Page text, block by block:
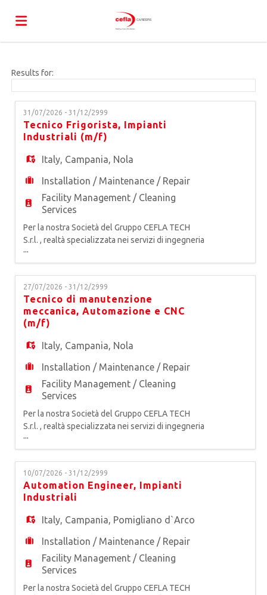
Job
list
Upload
your
CV
Login
Language
FR
IT
DE
ES
PT
Results for:
31/07/2026 - 31/12/2999
Tecnico Frigorista, Impianti
Industriali (m/f)
Italy, Campania, Nola
Installation / Maintenance / Repair
Facility Management / Cleaning
Services
Per la nostra Società del Gruppo CEFLA TECH
S.r.l. , realtà specializzata nei servizi di ingegneria
di manutenzione e facility management per
impianti produttivi, tecnologici e industriali, siamo
alla ricerca di un* TECNICO
FRIGORISTA per impianti frigoriferi industriali
Coordinato dal Site Manager esegue le attività di
manutenzione sugli impia
...
27/07/2026 - 31/12/2999
Tecnico di manutenzione
meccanica, Automazione e CNC
(m/f)
Italy, Campania, Nola
Installation / Maintenance / Repair
Facility Management / Cleaning
Services
Per la nostra Società del Gruppo CEFLA TECH
S.r.l. , realtà specializzata nei servizi di ingegneria
di manutenzione e facility management per
impianti produttivi, tecnologici e industriali, siamo
alla ricerca di un* Tecnico/a di Manutenzione
Meccanica per Impianti Produttivi. Coordinato dal
Site Manager esegue le attività di manutenzione
sugli
...
10/07/2026 - 31/12/2999
Automation Engineer, Impianti
Industriali
Italy, Campania, Pomigliano d`Arco
Installation / Maintenance / Repair
Facility Management / Cleaning
Services
Per la nostra Società del Gruppo CEFLA TECH